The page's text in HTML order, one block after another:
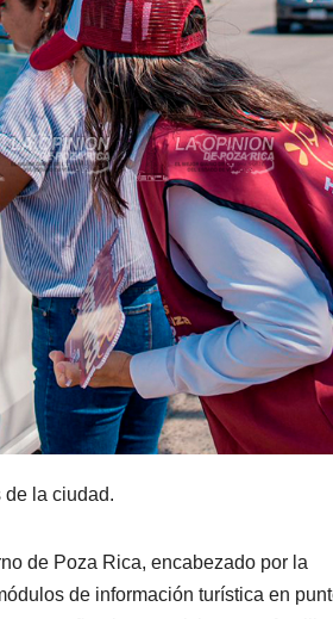
de la ciudad.
de Poza Rica, encabezado por la
de información turística en